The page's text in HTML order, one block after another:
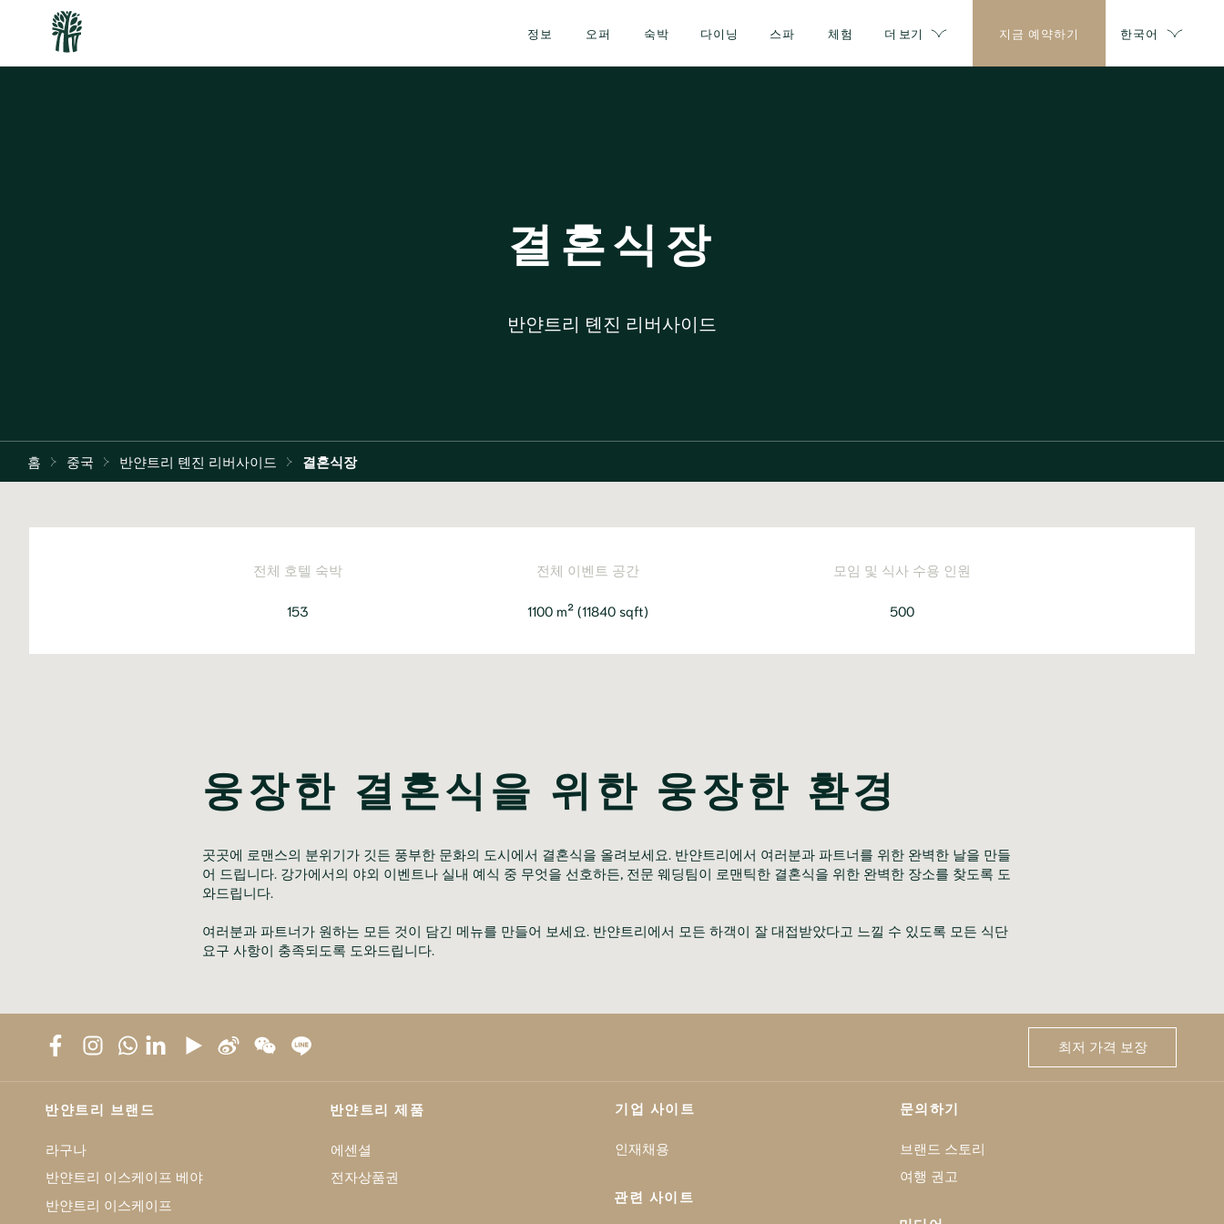
정보 오퍼 숙박 다이닝 스파 체험 더 보기 지금 예약하기 한국어
결혼식장
홈 중국 반얀트리 톈진 리버사이드 결혼식장
전체 호텔 숙박
153
전체 이벤트 공간
1100 m² (11840 sqft)
모임 및 식사 수용 인원
500
웅장한 결혼식을 위한 웅장한 환경
곳곳에 로맨스의 분위기가 깃든 풍부한 문화의 도시에서 결혼식을 올려보세요. 반얀트리에서 여러분과 파트너를 위한 완벽한 날을 만들
어 드립니다. 강가에서의 야외 이벤트나 실내 예식 중 무엇을 선호하든, 전문 웨딩팀이 로맨틱한 결혼식을 위한 완벽한 장소를 찾도록 도
와드립니다.
여러분과 파트너가 원하는 모든 것이 담긴 메뉴를 만들어 보세요. 반얀트리에서 모든 하객이 잘 대접받았다고 느낄 수 있도록 모든 식단
요구 사항이 충족되도록 도와드립니다.
최저 가격 보장
반얀트리 브랜드
라구나
반얀트리 이스케이프 베야
반얀트리 이스케이프
반얀트리 제품
에센셜
전자상품권
기업 사이트
인재채용
관련 사이트
문의하기
브랜드 스토리
여행 권고